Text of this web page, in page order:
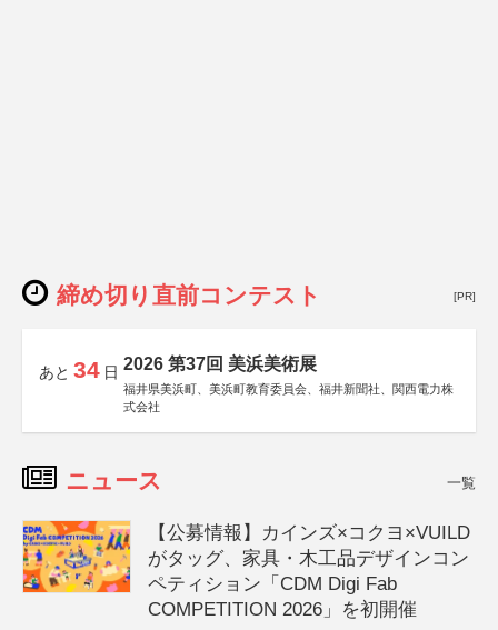
締め切り直前コンテスト [PR]
あと 34 日 2026 第37回 美浜美術展
福井県美浜町、美浜町教育委員会、福井新聞社、関西電力株
式会社
ニュース 一覧
【公募情報】カインズ×コクヨ×VUILD
がタッグ、家具・木工品デザインコン
ペティション「CDM Digi Fab
COMPETITION 2026」を初開催